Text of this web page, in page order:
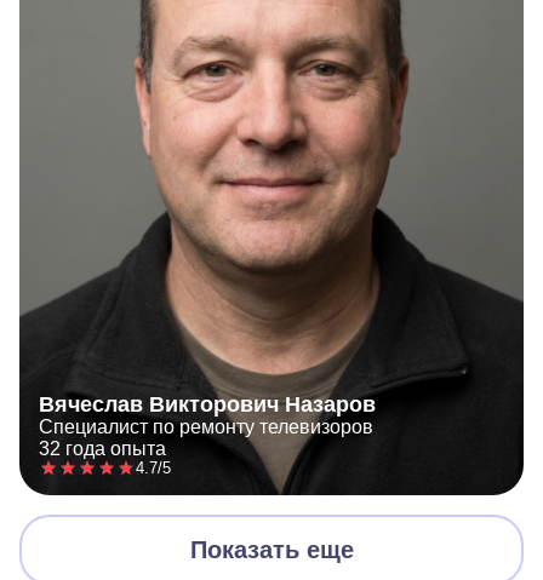
Вячеслав Викторович Назаров
Специалист по ремонту телевизоров
32 года опыта
4.7/5
Показать еще